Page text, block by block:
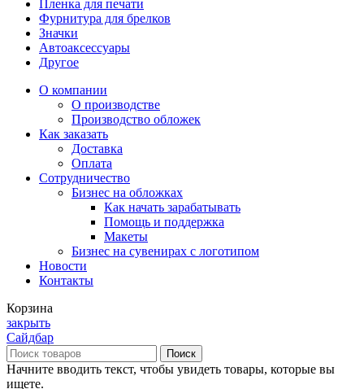
Пленка для печати
Фурнитура для брелков
Значки
Автоаксессуары
Другое
О компании
О производстве
Производство обложек
Как заказать
Доставка
Оплата
Сотрудничество
Бизнес на обложках
Как начать зарабатывать
Помощь и поддержка
Макеты
Бизнес на сувенирах с логотипом
Новости
Контакты
Корзина
закрыть
Сайдбар
Поиск
Начните вводить текст, чтобы увидеть товары, которые вы
ищете.